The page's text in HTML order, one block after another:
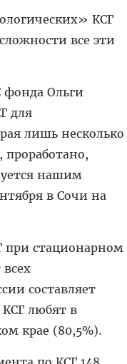
КСГ
все эти
Ольги
для
лишь несколько
нашим
в Сочи на
при стационарном
составляет
КСГ любят в
крае (80,5%).